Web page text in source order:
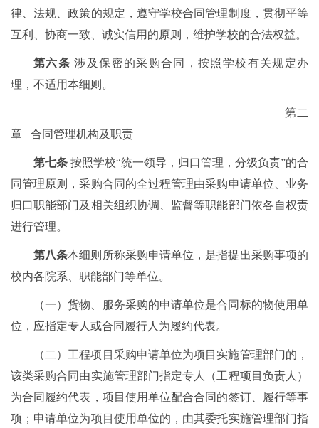
律、法规、政策的规定，遵守学校合同管理制度，贯彻平等
互利、协商一致、诚实信用的原则，维护学校的合法权益。
第六条 涉及保密的采购合同，按照学校有关规定办
理，不适用本细则。
第二
章 合同管理机构及职责
第七条 按照学校“统一领导，归口管理，分级负责”的合
同管理原则，采购合同的全过程管理由采购申请单位、业务
归口职能部门及相关组织协调、监督等职能部门依各自权责
进行管理。
第八条本细则所称采购申请单位，是指提出采购事项的
校内各院系、职能部门等单位。
（一）货物、服务采购的申请单位是合同标的物使用单
位，应指定专人或合同履行人为履约代表。
（二）工程项目采购申请单位为项目实施管理部门的，
该类采购合同由实施管理部门指定专人（工程项目负责人）
为合同履约代表，项目使用单位配合合同的签订、履行等事
项；申请单位为项目使用单位的，由其委托实施管理部门指